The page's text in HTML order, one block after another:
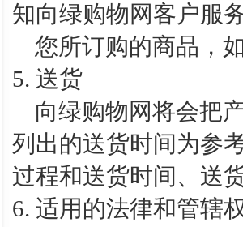
知向绿购物网客户服务
您所订购的商品，
5. 送货
向绿购物网将会把
列出的送货时间为参
过程和送货时间、送
6. 适用的法律和管辖